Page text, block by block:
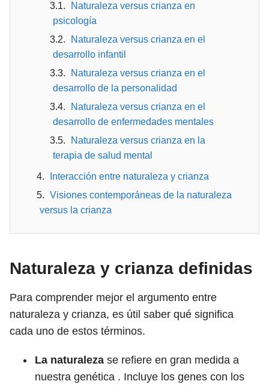
Naturaleza versus crianza en
psicología
Naturaleza versus crianza en el
desarrollo infantil
Naturaleza versus crianza en el
desarrollo de la personalidad
Naturaleza versus crianza en el
desarrollo de enfermedades mentales
Naturaleza versus crianza en la
terapia de salud mental
Interacción entre naturaleza y crianza
Visiones contemporáneas de la naturaleza
versus la crianza
Naturaleza y crianza definidas
Para comprender mejor el argumento entre
naturaleza y crianza, es útil saber qué significa
cada uno de estos términos.
La naturaleza se refiere en gran medida a
nuestra genética . Incluye los genes con los